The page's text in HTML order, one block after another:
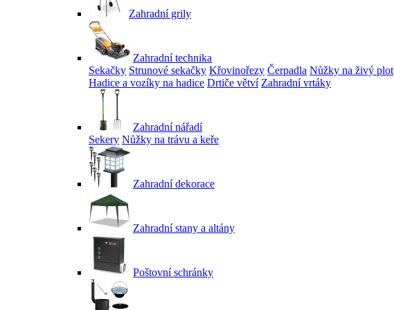
Zahradní grily
Zahradní technika
Sekačky Strunové sekačky Křovinořezy Čerpadla Nůžky na živý plot
Hadice a vozíky na hadice Drtiče větví Zahradní vrtáky
Zahradní nářadí
Sekery Nůžky na trávu a keře
Zahradní dekorace
Zahradní stany a altány
Poštovní schránky